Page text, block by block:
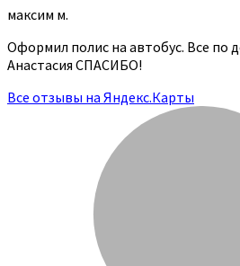
максим м.
Оформил полис на автобус. Все по
Анастасия СПАСИБО!
Все отзывы на Яндекс.Карты